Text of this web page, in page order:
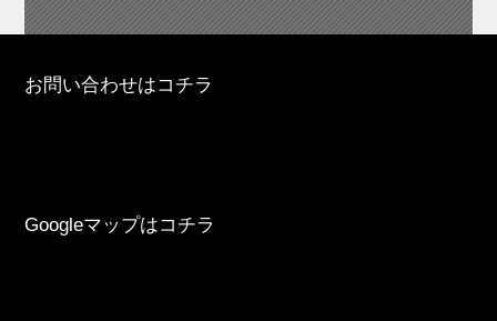
お問い合わせはコチラ
Googleマップはコチラ